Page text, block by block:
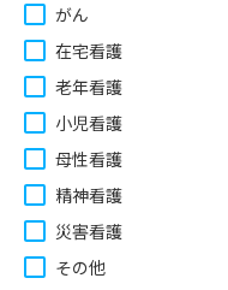
がん
在宅看護
老年看護
小児看護
母性看護
精神看護
災害看護
その他